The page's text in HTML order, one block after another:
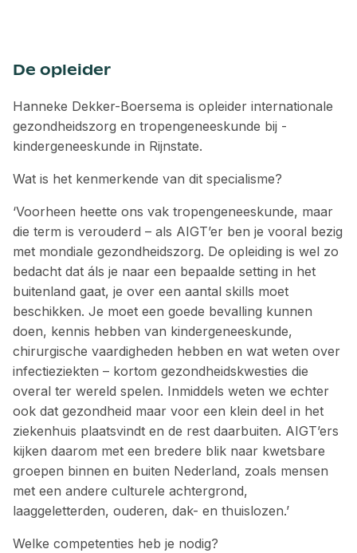
De opleider
Hanneke Dekker-Boersema is ­opleider internationale
gezondheidszorg en tropengeneeskunde bij ­
kindergeneeskunde in Rijnstate.
Wat is het kenmerkende van dit ­specialisme?
‘Voorheen heette ons vak tropengeneeskunde, maar
die term is verouderd – als AIGT’er ben je vooral bezig
met mondiale gezondheidszorg. De opleiding is wel zo
bedacht dat áls je naar een bepaalde setting in het
buitenland gaat, je over een aantal skills moet
beschikken. Je moet een goede bevalling kunnen
doen, kennis hebben van kindergeneeskunde,
chirurgische vaardigheden hebben en wat weten over
infectieziekten – kortom gezondheidskwesties die
overal ter wereld spelen. Inmiddels weten we echter
ook dat gezondheid maar voor een klein deel in het
ziekenhuis plaatsvindt en de rest daarbuiten. AIGT’ers
kijken daarom met een bredere blik naar kwetsbare
groepen binnen en buiten Nederland, zoals mensen
met een andere culturele achtergrond,
laaggeletterden, ouderen, dak- en thuislozen.’
Welke competenties heb je nodig?